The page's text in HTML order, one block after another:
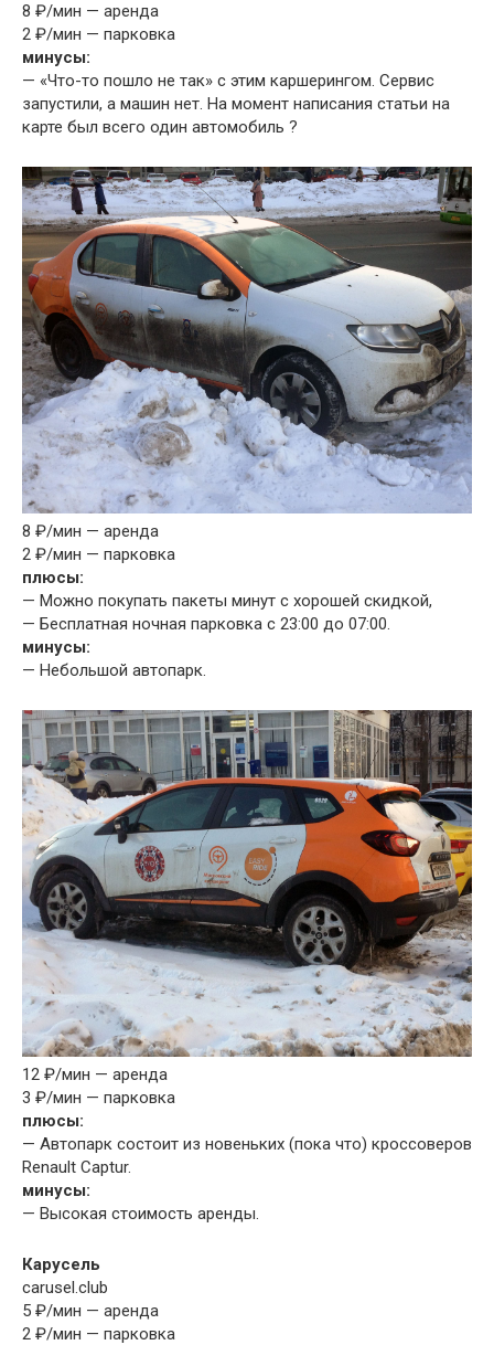
8 ₽/мин — аренда
2 ₽/мин — парковка
минусы:
— «Что-то пошло не так» с этим каршерингом. Сервис
запустили, а машин нет. На момент написания статьи на
карте был всего один автомобиль ?
8 ₽/мин — аренда
2 ₽/мин — парковка
плюсы:
— Можно покупать пакеты минут с хорошей скидкой,
— Бесплатная ночная парковка с 23:00 до 07:00.
минусы:
— Небольшой автопарк.
12 ₽/мин — аренда
3 ₽/мин — парковка
плюсы:
— Автопарк состоит из новеньких (пока что) кроссоверов
Renault Captur.
минусы:
— Высокая стоимость аренды.
Карусель
carusel.club
5 ₽/мин — аренда
2 ₽/мин — парковка